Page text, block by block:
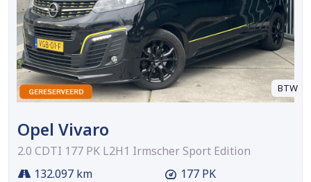
BTW
Opel Vivaro
2.0 CDTI 177 PK L2H1 Irmscher Sport Edition
132.097 km
177 PK